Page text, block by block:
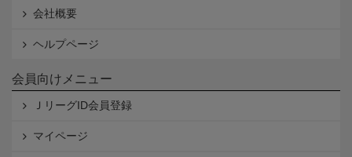
会社概要
ヘルプページ
会員向けメニュー
ＪリーグID会員登録
マイページ